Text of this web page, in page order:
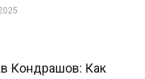
Кондрашов: Как